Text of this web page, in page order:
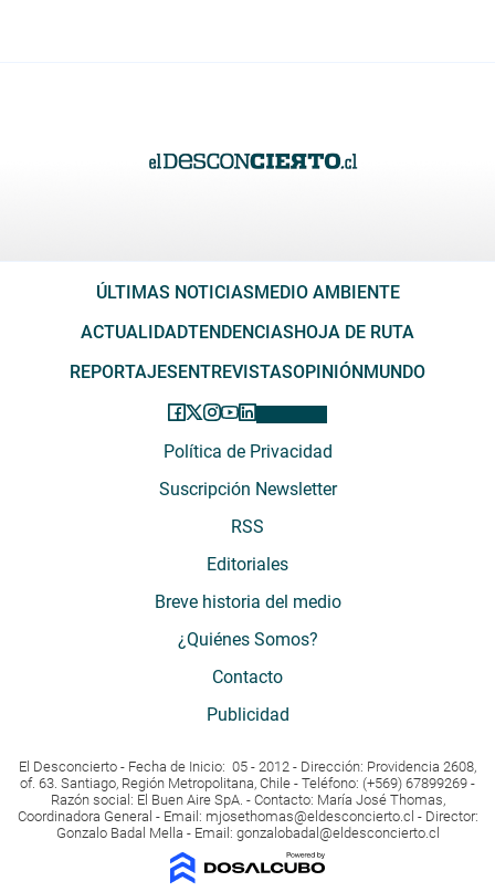
ÚLTIMAS NOTICIAS MEDIO AMBIENTE
ACTUALIDADTENDENCIAS HOJA DE RUTA
REPORTAJES ENTREVISTASOPINIÓN MUNDO
Política de Privacidad
Suscripción Newsletter
RSS
Editoriales
Breve historia del medio
¿Quiénes Somos?
Contacto
Publicidad
El Desconcierto - Fecha de Inicio: 05 - 2012 - Dirección: Providencia 2608,
of. 63. Santiago, Región Metropolitana, Chile - Teléfono: (+569) 67899269 -
Razón social: El Buen Aire SpA. - Contacto: María José Thomas,
Coordinadora General - Email: mjosethomas@eldesconcierto.cl - Director:
Gonzalo Badal Mella - Email: gonzalobadal@eldesconcierto.cl